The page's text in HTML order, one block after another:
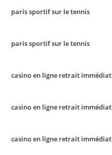
paris sportif sur le tennis
paris sportif sur le tennis
casino en ligne retrait immédiat
casino en ligne retrait immédiat
casino en ligne retrait immédiat